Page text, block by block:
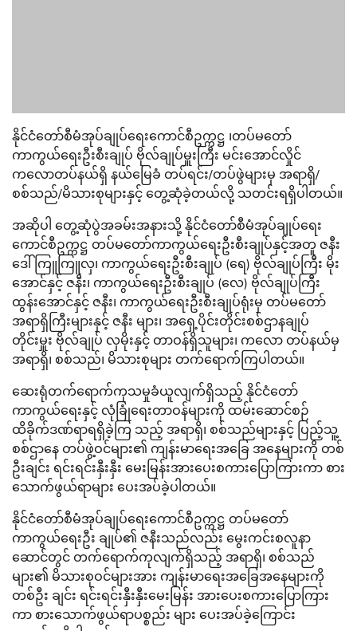
နိုင်ငံတော်စီမံအုပ်ချုပ်ရေးကောင်စီဥက္ကဋ္ဌ ၊တပ်မတော်
ကာကွယ်ရေးဦးစီးချုပ် ဗိုလ်ချုပ်မှူးကြီး မင်းအောင်လှိုင်
ကလောတပ်နယ်ရှိ နယ်မြေခံ တပ်ရင်း/တပ်ဖွဲများမှ အရာရှိ/
စစ်သည်/မိသားစုများနှင့် တွေ့ဆုံခဲ့တယ်လို့ သတင်းရရှိပါတယ်။
အဆိုပါ တွေ့ဆုံပွဲအခမ်းအနားသို့ နိုင်ငံတော်စီမံအုပ်ချုပ်ရေး
ကောင်စီဥက္ကဋ္ဌ တပ်မတော်ကာကွယ်ရေးဦးစီးချုပ်နှင့်အတူ ဇနီး
ဒေါ်ကြူကြူလှ၊ ကာကွယ်ရေးဦးစီးချုပ် (ရေ) ဗိုလ်ချုပ်ကြီး မိုး
အောင်နှင့် ဇနီး၊ ကာကွယ်ရေးဦးစီးချုပ် (လေ) ဗိုလ်ချုပ်ကြီး
ထွန်းအောင်နှင့် ဇနီး၊ ကာကွယ်ရေးဦးစီးချုပ်ရုံးမှ တပ်မတော်
အရာရှိကြီးများနှင့် ဇနီး များ၊ အရှေ့ပိုင်းတိုင်းစစ်ဌာနချုပ်
တိုင်းမှူး ဗိုလ်ချုပ် လှမိုးနှင့် တာဝန်ရှိသူများ၊ ကလော တပ်နယ်မှ
အရာရှိ၊ စစ်သည်၊ မိသားစုများ တက်ရောက်ကြပါတယ်။
ဆေးရုံတက်ရောက်ကုသမှုခံယူလျက်ရှိသည့် နိုင်ငံတော်
ကာကွယ်ရေးနှင့် လုံခြုံရေးတာဝန်များကို ထမ်းဆောင်စဉ်
ထိခိုက်ဒဏ်ရာရရှိခဲ့ကြ သည့် အရာရှိ၊ စစ်သည်များနှင့် ပြည့်သူ့
စစ်ဌာနေ တပ်ဖွဲ့ဝင်များ၏ ကျန်းမာရေးအခြေ အနေများကို တစ်
ဦးချင်း ရင်းရင်းနှီးနှီး မေးမြန်းအားပေးစကားပြောကြားကာ စား
သောက်ဖွယ်ရာများ ပေးအပ်ခဲ့ပါတယ်။
နိုင်ငံတော်စီမံအုပ်ချုပ်ရေးကောင်စီဥက္ကဋ္ဌ တပ်မတော်
ကာကွယ်ရေးဦး ချုပ်၏ ဇနီးသည်လည်း မွေးကင်းစလူနာ
ဆောင်တွင် တက်ရောက်ကုလျက်ရှိသည့် အရာရှိ၊ စစ်သည်
များ၏ မိသားစုဝင်များအား ကျန်းမာရေးအခြေအနေများကို
တစ်ဦး ချင်း ရင်းရင်းနှီးနှီးမေးမြန်း အားပေးစကားပြောကြား
ကာ စားသောက်ဖွယ်ရာပစ္စည်း များ ပေးအပ်ခဲ့ကြောင်း